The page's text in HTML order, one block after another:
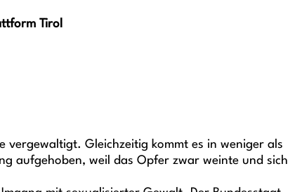
Tirol
Gleichzeitig kommt es in weniger als
aufgehoben, weil das Opfer zwar weinte und sich